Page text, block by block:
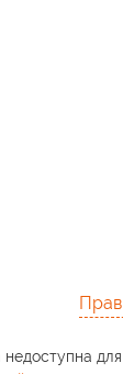
недоступна для